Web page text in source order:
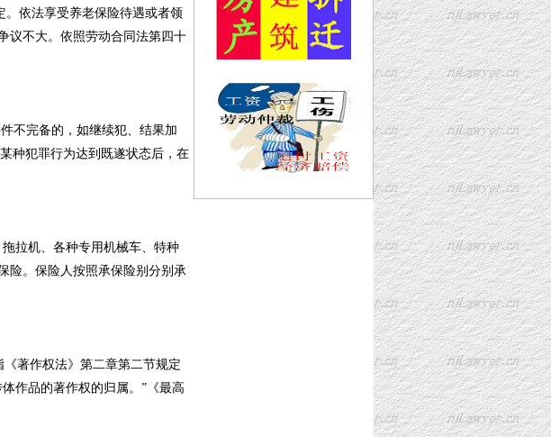
依法享受养老保险待遇或者领
议不大。依照劳动合同法第四十
不完备的，如继续犯、结果加
种犯罪行为达到既遂状态后，在
拉机、各种专用机械车、特种
。保险人按照承保险别分别承
著作权法》第二章第二节规定
作品的著作权的归属。”《最高